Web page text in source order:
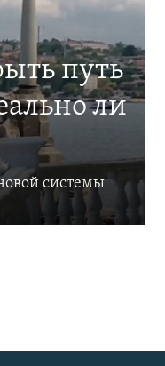
путь
ли
системы